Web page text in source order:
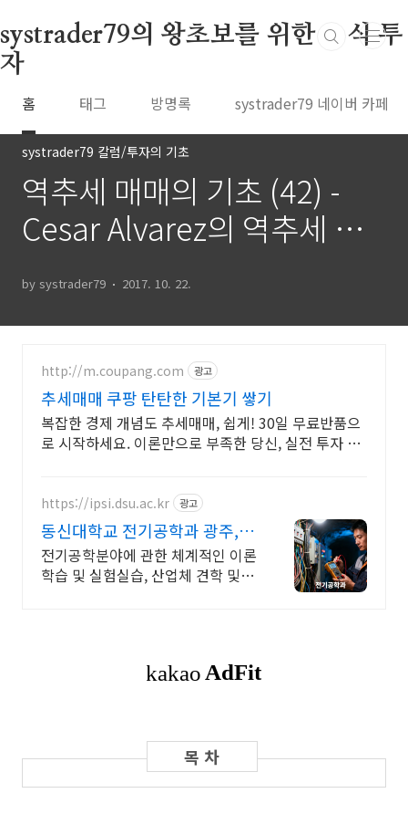
systrader79의 왕초보를 위한 주식 투
자
홈 태그 방명록 systrader79 네이버 카페
systrader79 칼럼/투자의 기초
역추세 매매의 기초 (42) -
Cesar Alvarez의 역추세 매
by systrader79 2017. 10. 22.
http://m.coupang.com 광고
추세매매 쿠팡 탄탄한 기본기 쌓기
복잡한 경제 개념도 추세매매, 쉽게! 30일 무료반품으
로 시작하세요. 이론만으로 부족한 당신, 실전 투자 전
https://ipsi.dsu.ac.kr 광고
동신대학교 전기공학과 광주,전
남 혁신도시의 중심
전기공학분야에 관한 체계적인 이론
학습 및 실험실습, 산업체 견학 및 현